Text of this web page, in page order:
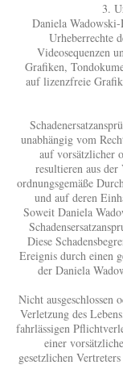
3.
Daniela
Urheberrechte
Videosequenzen
Grafiken,
auf lizenzfreie
unabhängig vom
auf vorsätzlicher
resultieren aus
ordnungsgemäße
und auf deren
Soweit Daniela
Diese
Ereignis durch einen
der Daniela
Nicht ausgeschlossen
Verletzung des
fahrlässigen
einer
gesetzlichen